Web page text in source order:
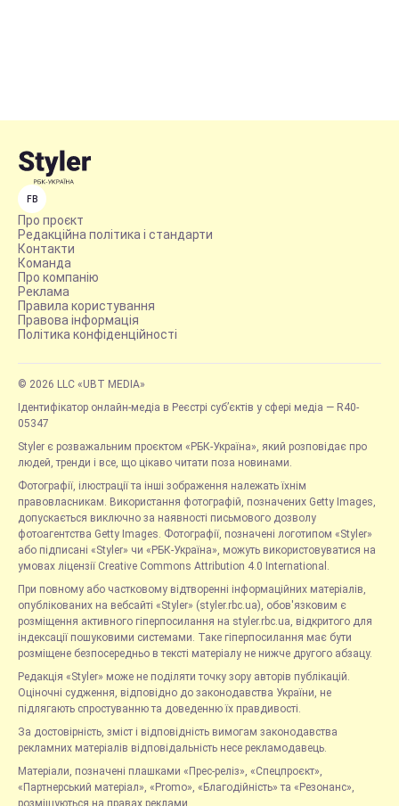
FB
Про проєкт
Редакційна політика і стандарти
Контакти
Команда
Про компанію
Реклама
Правила користування
Правова інформація
Політика конфіденційності
© 2026 LLC «UBT MEDIA»
Ідентифікатор онлайн-медіа в Реєстрі суб’єктів у сфері медіа — R40-
05347
Styler є розважальним проєктом «РБК-Україна», який розповідає про
людей, тренди і все, що цікаво читати поза новинами.
Фотографії, ілюстрації та інші зображення належать їхнім
правовласникам. Використання фотографій, позначених Getty Images,
допускається виключно за наявності письмового дозволу
фотоагентства Getty Images. Фотографії, позначені логотипом «Styler»
або підписані «Styler» чи «РБК-Україна», можуть використовуватися на
умовах ліцензії Creative Commons Attribution 4.0 International.
При повному або частковому відтворенні інформаційних матеріалів,
опублікованих на вебсайті «Styler» (styler.rbc.ua), обов'язковим є
розміщення активного гіперпосилання на styler.rbc.ua, відкритого для
індексації пошуковими системами. Таке гіперпосилання має бути
розміщене безпосередньо в тексті матеріалу не нижче другого абзацу.
Редакція «Styler» може не поділяти точку зору авторів публікацій.
Оціночні судження, відповідно до законодавства України, не
підлягають спростуванню та доведенню їх правдивості.
За достовірність, зміст і відповідність вимогам законодавства
рекламних матеріалів відповідальність несе рекламодавець.
Матеріали, позначені плашками «Прес-реліз», «Спецпроєкт»,
«Партнерський матеріал», «Promo», «Благодійність» та «Резонанс»,